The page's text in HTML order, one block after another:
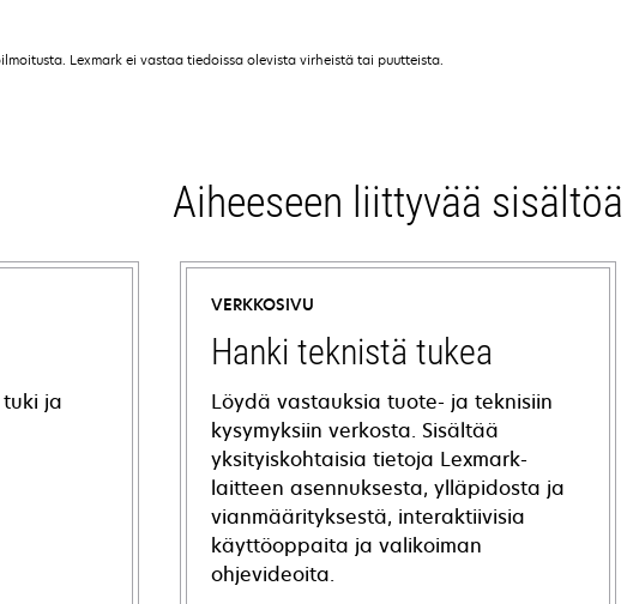
Lexmark ei vastaa tiedoissa olevista virheistä tai puutteista.
Aiheeseen liittyvää sisältöä
ja
VERKKOSIVU
Hanki teknistä tukea
Löydä vastauksia tuote- ja teknisiin
kysymyksiin verkosta. Sisältää
yksityiskohtaisia tietoja Lexmark-
laitteen asennuksesta, ylläpidosta ja
vianmäärityksestä, interaktiivisia
käyttöoppaita ja valikoiman
ohjevideoita.